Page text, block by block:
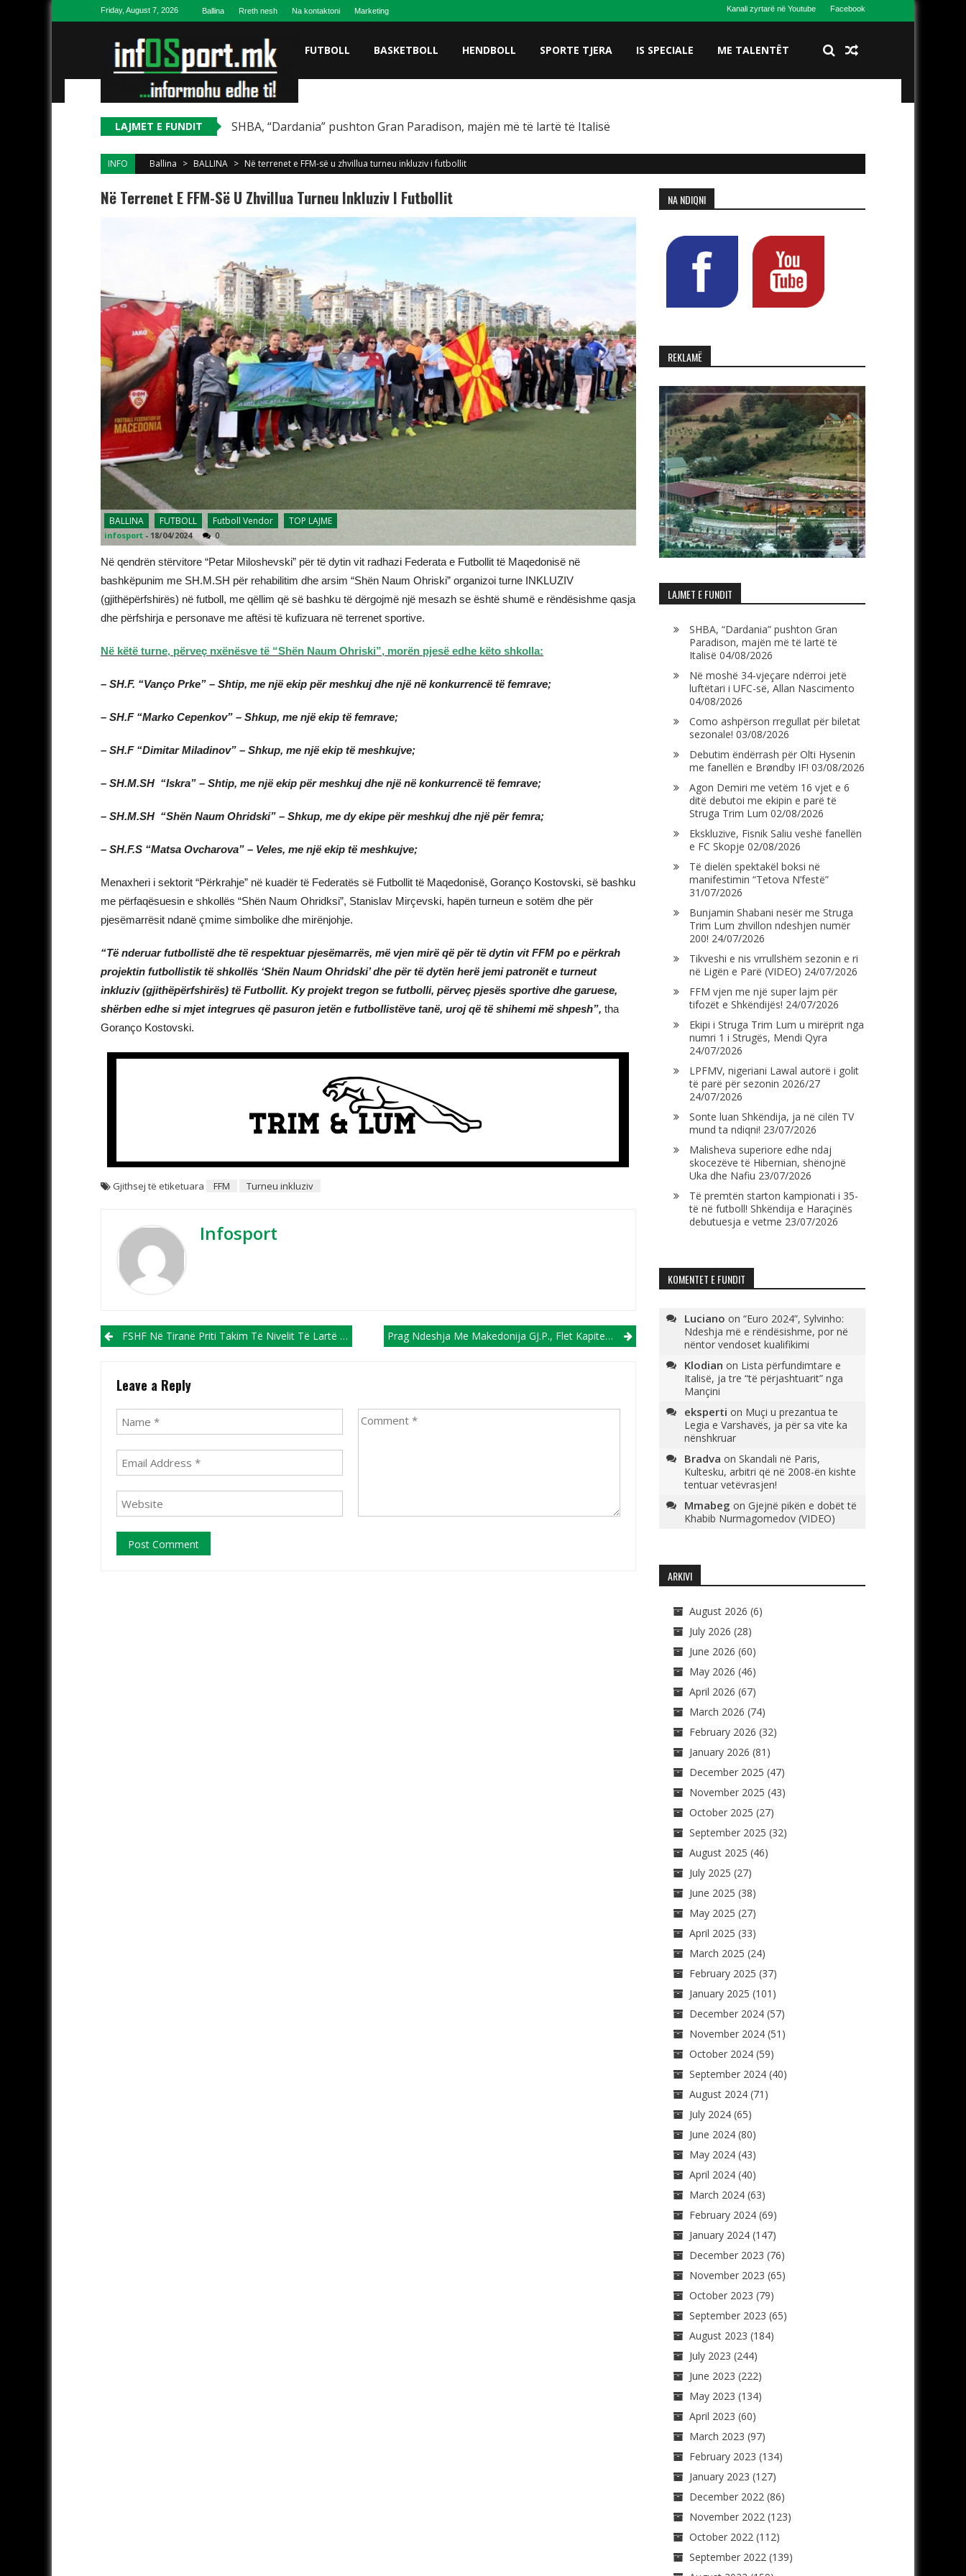
Skip to contentFriday, August 7, 2026 Ballina Rreth nesh Na kontaktoni Marketing Kanali zyrtarë në Youtube Facebook
FUTBOLL BASKETBOLL HENDBOLL SPORTE TJERA IS SPECIALE ME TALENTËT
LAJMET E FUNDIT SHBA, “Dardania” pushton Gran Paradison, majën më të lartë të Italisë
INFO Ballina > BALLINA > Në terrenet e FFM-së u zhvillua turneu inkluziv i futbollit
Në Terrenet E FFM-Së U Zhvillua Turneu Inkluziv I Futbollit
BALLINA FUTBOLL Futboll Vendor TOP LAJME
infosport - 18/04/2024 0
Në qendrën stërvitore “Petar Miloshevski” për të dytin vit radhazi Federata e Futbollit të Maqedonisë në
bashkëpunim me SH.M.SH për rehabilitim dhe arsim “Shën Naum Ohriski” organizoi turne INKLUZIV
(gjithëpërfshirës) në futboll, me qëllim që së bashku të dërgojmë një mesazh se është shumë e rëndësishme qasja
dhe përfshirja e personave me aftësi të kufizuara në terrenet sportive.
Në këtë turne, përveç nxënësve të “Shën Naum Ohriski”, morën pjesë edhe këto shkolla:
– SH.F. “Vanço Prke” – Shtip, me një ekip për meshkuj dhe një në konkurrencë të femrave;
– SH.F “Marko Cepenkov” – Shkup, me një ekip të femrave;
– SH.F “Dimitar Miladinov” – Shkup, me një ekip të meshkujve;
– SH.M.SH “Iskra” – Shtip, me një ekip për meshkuj dhe një në konkurrencë të femrave;
– SH.M.SH “Shën Naum Ohridski” – Shkup, me dy ekipe për meshkuj dhe një për femra;
– SH.F.S “Matsa Ovcharova” – Veles, me një ekip të meshkujve;
Menaxheri i sektorit “Përkrahje” në kuadër të Federatës së Futbollit të Maqedonisë, Goranço Kostovski, së bashku
me përfaqësuesin e shkollës “Shën Naum Ohridksi”, Stanislav Mirçevski, hapën turneun e sotëm dhe për
pjesëmarrësit ndanë çmime simbolike dhe mirënjohje.
“Të nderuar futbollistë dhe të respektuar pjesëmarrës, më vjen mirë që për të dytin vit FFM po e përkrah
projektin futbollistik të shkollës ‘Shën Naum Ohridski’ dhe për të dytën herë jemi patronët e turneut
inkluziv (gjithëpërfshirës) të Futbollit. Ky projekt tregon se futbolli, përveç pjesës sportive dhe garuese,
shërben edhe si mjet integrues që pasuron jetën e futbollistëve tanë, uroj që të shihemi më shpesh”, tha
Goranço Kostovski.
Gjithsej të etiketuara FFM Turneu inkluziv
Infosport
Post navigation
FSHF Në Tiranë Priti Takim Të Nivelit Të Lartë Me Presidentët E 11 Federatave Anëtare Të UEFA-Së Prag Ndeshja Me Makedonija GJ.P., Flet Kapiteni Bunjamin Shabani
Leave a Reply
NA NDIQNI
REKLAMË
LAJMET E FUNDIT
SHBA, “Dardania” pushton Gran
Paradison, majën më të lartë të
Italisë 04/08/2026
Në moshë 34-vjeçare ndërroi jetë
luftëtari i UFC-së, Allan Nascimento
04/08/2026
Como ashpërson rregullat për biletat
sezonale! 03/08/2026
Debutim ëndërrash për Olti Hysenin
me fanellën e Brøndby IF! 03/08/2026
Agon Demiri me vetëm 16 vjet e 6
ditë debutoi me ekipin e parë të
Struga Trim Lum 02/08/2026
Ekskluzive, Fisnik Saliu veshë fanellën
e FC Skopje 02/08/2026
Të dielën spektakël boksi në
manifestimin “Tetova N’festë”
31/07/2026
Bunjamin Shabani nesër me Struga
Trim Lum zhvillon ndeshjen numër
200! 24/07/2026
Tikveshi e nis vrrullshëm sezonin e ri
në Ligën e Parë (VIDEO) 24/07/2026
FFM vjen me një super lajm për
tifozët e Shkëndijës! 24/07/2026
Ekipi i Struga Trim Lum u mirëprit nga
numri 1 i Strugës, Mendi Qyra
24/07/2026
LPFMV, nigeriani Lawal autorë i golit
të parë për sezonin 2026/27
24/07/2026
Sonte luan Shkëndija, ja në cilën TV
mund ta ndiqni! 23/07/2026
Malisheva superiore edhe ndaj
skocezëve të Hibernian, shënojnë
Uka dhe Nafiu 23/07/2026
Të premtën starton kampionati i 35-
të në futboll! Shkëndija e Haraçinës
debutuesja e vetme 23/07/2026
KOMENTET E FUNDIT
Luciano on “Euro 2024”, Sylvinho:
Ndeshja më e rëndësishme, por në
nëntor vendoset kualifikimi
Klodian on Lista përfundimtare e
Italisë, ja tre “të përjashtuarit” nga
Mançini
eksperti on Muçi u prezantua te
Legia e Varshavës, ja për sa vite ka
nënshkruar
Bradva on Skandali në Paris,
Kultesku, arbitri që në 2008-ën kishte
tentuar vetëvrasjen!
Mmabeg on Gjejnë pikën e dobët të
Khabib Nurmagomedov (VIDEO)
ARKIVI
August 2026 (6)
July 2026 (28)
June 2026 (60)
May 2026 (46)
April 2026 (67)
March 2026 (74)
February 2026 (32)
January 2026 (81)
December 2025 (47)
November 2025 (43)
October 2025 (27)
September 2025 (32)
August 2025 (46)
July 2025 (27)
June 2025 (38)
May 2025 (27)
April 2025 (33)
March 2025 (24)
February 2025 (37)
January 2025 (101)
December 2024(57)
November 2024(51)
October 2024(59)
September 2024(40)
August 2024(71)
July 2024(65)
June 2024(80)
May 2024(43)
April 2024(40)
March 2024(63)
February 2024(69)
January 2024(147)
December 2023 (76)
November 2023 (65)
October 2023 (79)
September 2023 (65)
August 2023 (184)
July 2023 (244)
June 2023 (222)
May 2023 (134)
April 2023 (60)
March 2023 (97)
February 2023 (134)
January 2023 (127)
December 2022(86)
November 2022(123)
October 2022(112)
September 2022(139)